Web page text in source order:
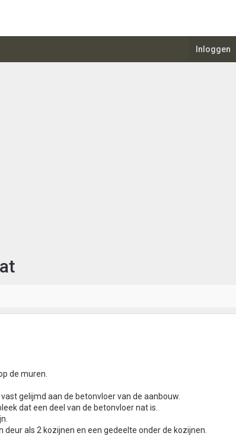
Inloggen
de muren.
gelijmd aan de betonvloer van de aanbouw.
dat een deel van de betonvloer nat is.
als 2 kozijnen en een gedeelte onder de kozijnen.